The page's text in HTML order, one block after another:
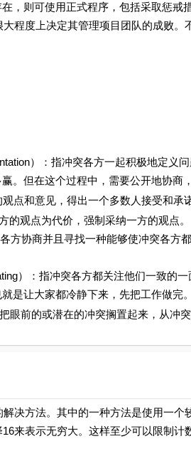
，则可使用正式程序，包括采取惩戒措
度上决定其管理项目团队的成败。
）：指冲突各方一起积极地定义
。但在这个过程中，需要公开地协商
和意见，得出一个多数人接受和承诺
观点为代价，强制采纳一方的观点。
协商并且寻找一种能够使冲突各方
）：指冲突各方都关注他们一致的一
是让大家都冷静下来，先把工作做完。
前的或潜在的冲突搁置起来，从冲突
方法。其中的一种方法是使用一个
来表示无穷大。这样至少可以限制